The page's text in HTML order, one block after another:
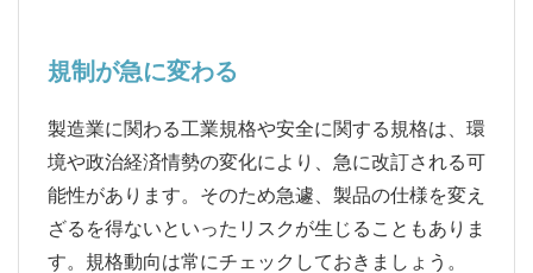
規制が急に変わる
製造業に関わる工業規格や安全に関する規格は、環
境や政治経済情勢の変化により、急に改訂される可
能性があります。そのため急遽、製品の仕様を変え
ざるを得ないといったリスクが生じることもありま
す。規格動向は常にチェックしておきましょう。